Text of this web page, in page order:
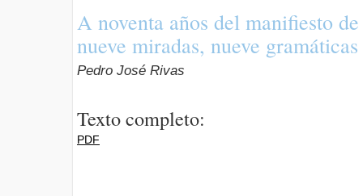
A noventa años del manifiesto
nueve miradas, nueve
Pedro José Rivas
Texto completo:
PDF